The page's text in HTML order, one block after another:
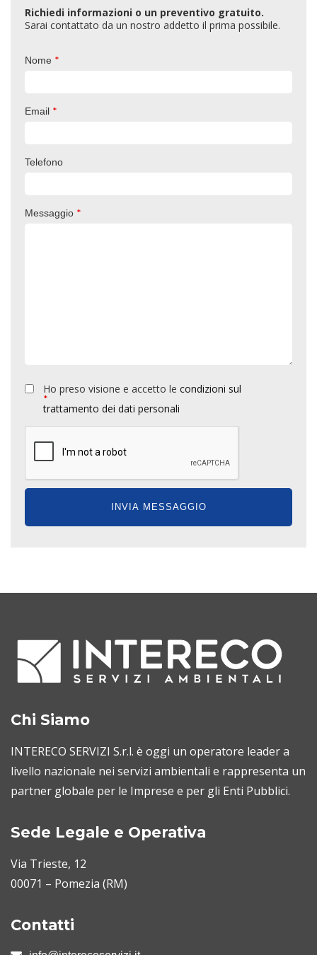
Richiedi informazioni o un preventivo gratuito.
Sarai contattato da un nostro addetto il prima possibile.
Nome *
Email *
Telefono
Messaggio *
*
Ho preso visione e accetto le condizioni sul
trattamento dei dati personali
Chi Siamo
INTERECO SERVIZI S.r.l. è oggi un operatore leader a
livello nazionale nei servizi ambientali e rappresenta un
partner globale per le Imprese e per gli Enti Pubblici.
Sede Legale e Operativa
Via Trieste, 12
00071 – Pomezia (RM)
Contatti